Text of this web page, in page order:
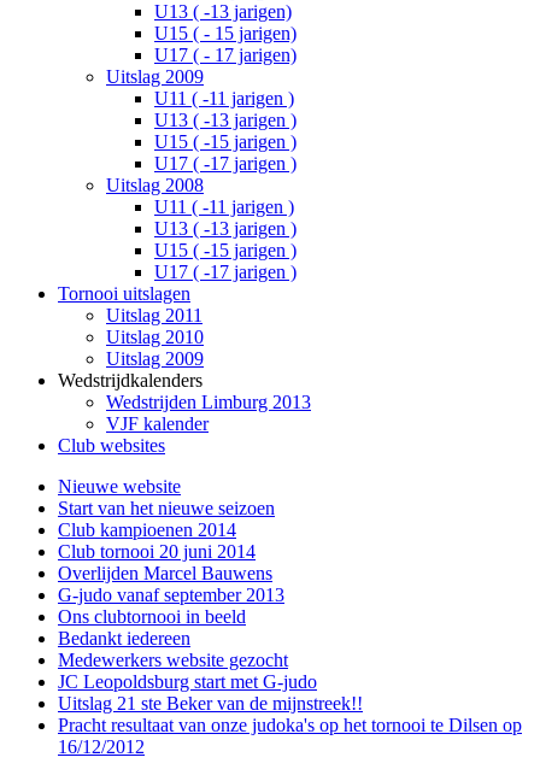
U13 ( -13 jarigen)
U15 ( - 15 jarigen)
U17 ( - 17 jarigen)
Uitslag 2009
U11 ( -11 jarigen )
U13 ( -13 jarigen )
U15 ( -15 jarigen )
U17 ( -17 jarigen )
Uitslag 2008
U11 ( -11 jarigen )
U13 ( -13 jarigen )
U15 ( -15 jarigen )
U17 ( -17 jarigen )
Tornooi uitslagen
Uitslag 2011
Uitslag 2010
Uitslag 2009
Wedstrijdkalenders
Wedstrijden Limburg 2013
VJF kalender
Club websites
Nieuwe website
Start van het nieuwe seizoen
Club kampioenen 2014
Club tornooi 20 juni 2014
Overlijden Marcel Bauwens
G-judo vanaf september 2013
Ons clubtornooi in beeld
Bedankt iedereen
Medewerkers website gezocht
JC Leopoldsburg start met G-judo
Uitslag 21 ste Beker van de mijnstreek!!
Pracht resultaat van onze judoka's op het tornooi te Dilsen op
16/12/2012